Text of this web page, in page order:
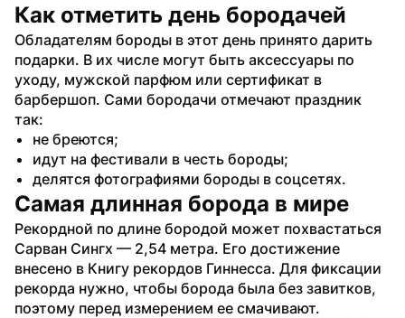
Как отметить день бородачей
Обладателям бороды в этот день принято дарить
подарки. В их числе могут быть аксессуары по
уходу, мужской парфюм или сертификат в
барбершоп. Сами бородачи отмечают праздник
так:
не бреются;
идут на фестивали в честь бороды;
делятся фотографиями бороды в соцсетях.
Самая длинная борода в мире
Рекордной по длине бородой может похвастаться
Сарван Сингх — 2,54 метра. Его достижение
внесено в Книгу рекордов Гиннесса. Для фиксации
рекорда нужно, чтобы борода была без завитков,
поэтому перед измерением ее смачивают.